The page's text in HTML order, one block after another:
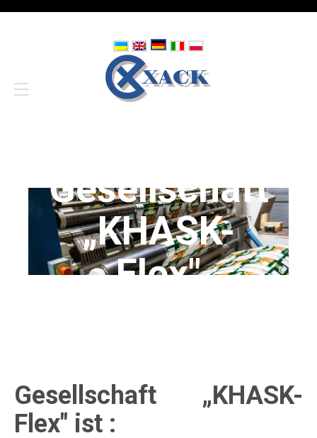
Gesellschaft
„KHASK-
Flex"
Gesellschaft „KHASK-
Flex" ist :